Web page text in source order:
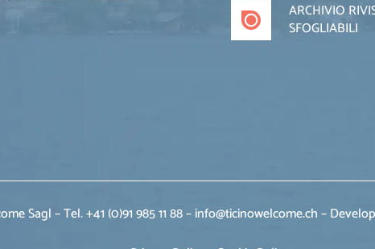
ARCHIVIO
SFOGLIABILI
Sagl – Tel. +41 (0)91 985 11 88 – info@ticinowelcome.ch –